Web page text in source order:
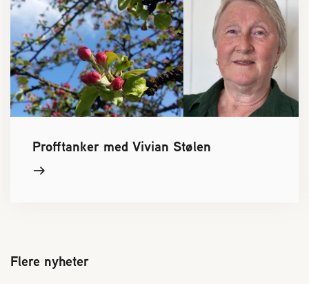
Profftanker med Vivian Stølen
Flere nyheter